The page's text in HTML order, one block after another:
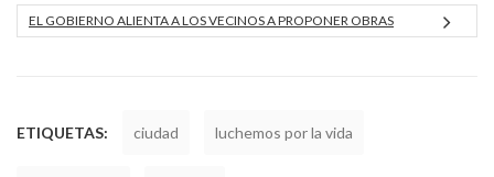
EL GOBIERNO ALIENTA A LOS VECINOS A PROPONER OBRAS
ETIQUETAS: ciudad luchemos por la vida